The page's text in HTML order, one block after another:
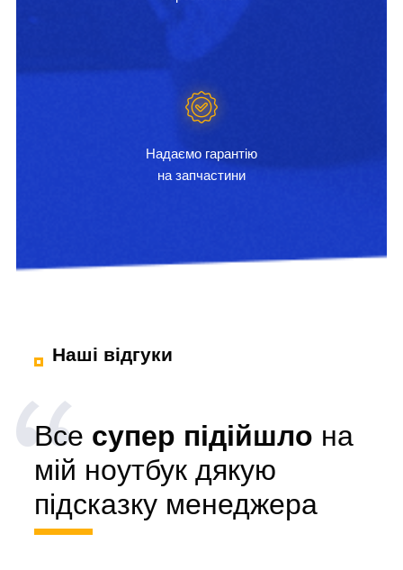
Надаємо гарантію
на запчастини
Наші відгуки
Все супер підійшло на
мій ноутбук дякую
підсказку менеджера